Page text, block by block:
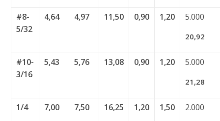
#8-
5/32
4,64 4,97 11,50 0,90 1,20 5.000
20,92
#10-
3/16
5,43 5,76 13,08 0,90 1,20 5.000
21,28
1/4 7,00 7,50 16,25 1,20 1,50 2.000